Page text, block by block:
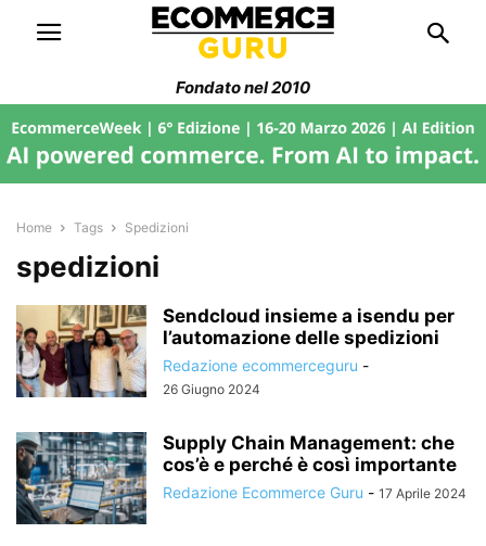
Fondato nel 2010
Home Tags Spedizioni
spedizioni
Sendcloud insieme a isendu per
l’automazione delle spedizioni
Redazione ecommerceguru -
26 Giugno 2024
Supply Chain Management: che
cos’è e perché è così importante
Redazione Ecommerce Guru - 17 Aprile 2024